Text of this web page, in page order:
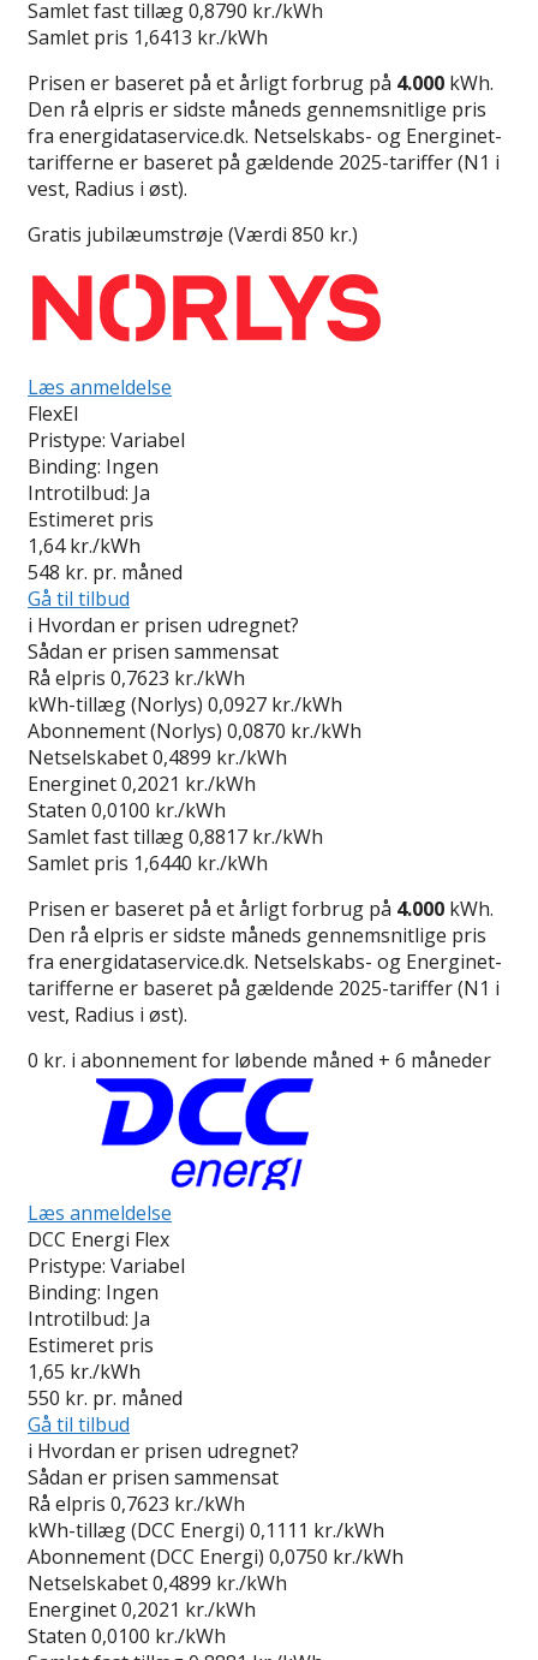
Samlet fast tillæg0,8790 kr./kWh
Samlet pris 1,6413 kr./kWh
Prisen er baseret på et årligt forbrug på 4.000 kWh.
Den rå elpris er sidste måneds gennemsnitlige pris
fra energidataservice.dk. Netselskabs- og Energinet-
tarifferne er baseret på gældende 2025-tariffer (N1 i
vest, Radius i øst).
Gratis jubilæumstrøje (Værdi 850 kr.)
Læs anmeldelse
FlexEl
Pristype: Variabel
Binding: Ingen
Introtilbud: Ja
Estimeret pris
1,64 kr./kWh
548 kr. pr. måned
Gå til tilbud
i Hvordan er prisen udregnet?
Sådan er prisen sammensat
Rå elpris 0,7623 kr./kWh
kWh-tillæg (Norlys) 0,0927 kr./kWh
Abonnement (Norlys) 0,0870 kr./kWh
Netselskabet0,4899 kr./kWh
Energinet0,2021 kr./kWh
Staten 0,0100 kr./kWh
Samlet fast tillæg0,8817 kr./kWh
Samlet pris 1,6440 kr./kWh
Prisen er baseret på et årligt forbrug på 4.000 kWh.
Den rå elpris er sidste måneds gennemsnitlige pris
fra energidataservice.dk. Netselskabs- og Energinet-
tarifferne er baseret på gældende 2025-tariffer (N1 i
vest, Radius i øst).
0 kr. i abonnement for løbende måned + 6 måneder
Læs anmeldelse
DCC Energi Flex
Pristype: Variabel
Binding: Ingen
Introtilbud: Ja
Estimeret pris
1,65 kr./kWh
550 kr. pr. måned
Gå til tilbud
i Hvordan er prisen udregnet?
Sådan er prisen sammensat
Rå elpris 0,7623 kr./kWh
kWh-tillæg (DCC Energi) 0,1111 kr./kWh
Abonnement (DCC Energi) 0,0750 kr./kWh
Netselskabet0,4899 kr./kWh
Energinet0,2021 kr./kWh
Staten 0,0100 kr./kWh